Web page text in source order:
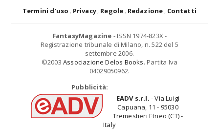
Termini d'uso Privacy Regole Redazione Contatti
FantasyMagazine - ISSN 1974-823X -
Registrazione tribunale di Milano, n. 522 del 5
settembre 2006.
©2003 Associazione Delos Books. Partita Iva
04029050962.
Pubblicità:
EADV s.r.l. - Via Luigi
Capuana, 11 - 95030
Tremestieri Etneo (CT) -
Italy